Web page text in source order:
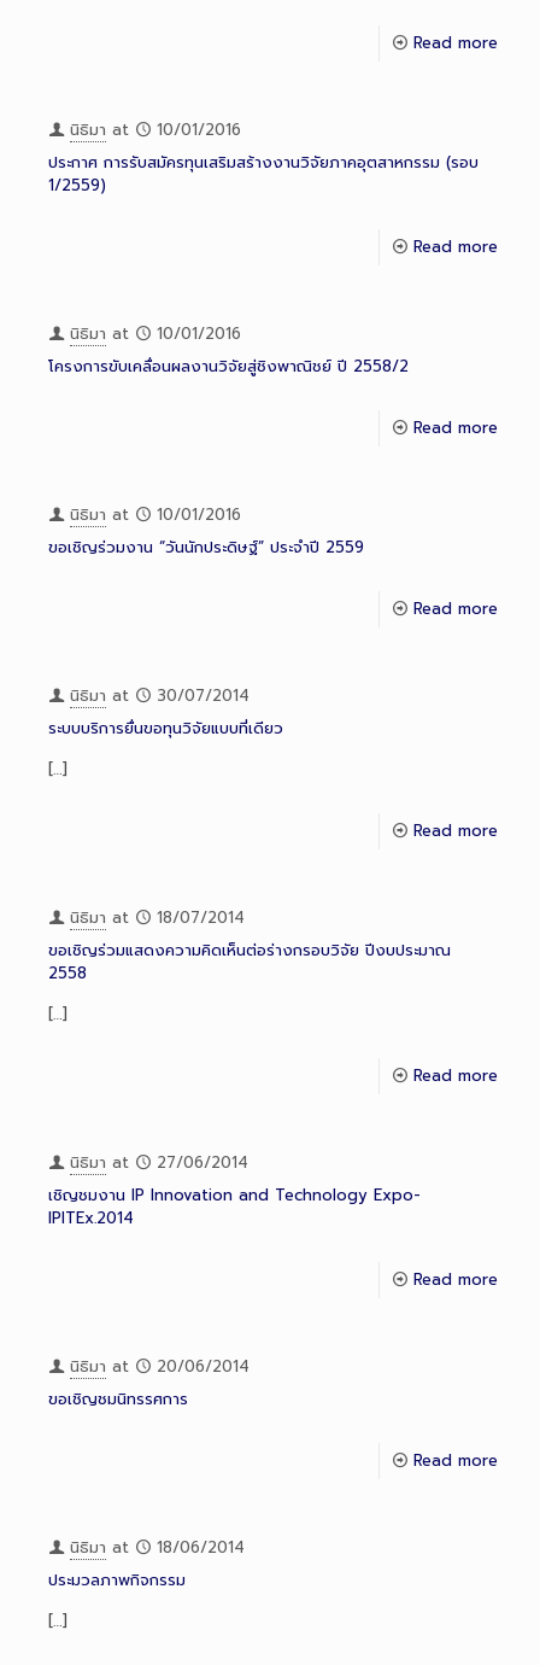
Read more
นิธิมา at
10/01/2016
ประกาศ การรับสมัครทุนเสริมสร้างงานวิจัยภาคอุตสาหกรรม (รอบ
1/2559)
Read more
นิธิมา at
10/01/2016
โครงการขับเคลื่อนผลงานวิจัยสู่ชิงพาณิชย์ ปี 2558/2
Read more
นิธิมา at
10/01/2016
ขอเชิญร่วมงาน “วันนักประดิษฐ์” ประจำปี 2559
Read more
นิธิมา at
30/07/2014
ระบบบริการยื่นขอทุนวิจัยแบบที่เดียว
[…]
Read more
นิธิมา at
18/07/2014
ขอเชิญร่วมแสดงความคิดเห็นต่อร่างกรอบวิจัย ปีงบประมาณ
2558
[…]
Read more
นิธิมา at
27/06/2014
เชิญชมงาน IP Innovation and Technology Expo-
IPITEx.2014
Read more
นิธิมา at
20/06/2014
ขอเชิญชมนิทรรศการ
Read more
นิธิมา at
18/06/2014
ประมวลภาพกิจกรรม
[…]